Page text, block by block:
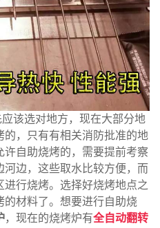
该选对地方，现在大部分地
的，只有有相关消防批准的地
许自助烧烤的，需要提前考察
边，这些取水比较方便，而
进行烧烤。选择好烧烤地点之
材料了。想要进行自助烧
，现在的烧烤炉有全自动翻转